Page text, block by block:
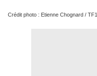
Crédit photo : Etienne Chognard / TF1